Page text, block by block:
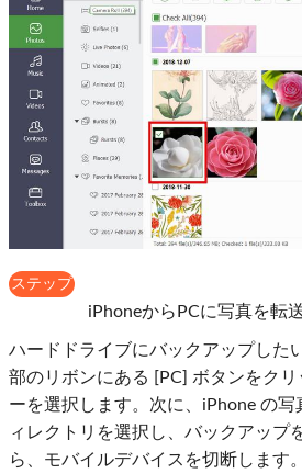
ステップ
iPhoneからPCに写真を転
ハードドライブにバックアップした
部のリボンにある [PC] ボタンをク
ーを選択します。次に、iPhone の
ィレクトリを選択し、バックアップ
ら、モバイルデバイスを切断します。